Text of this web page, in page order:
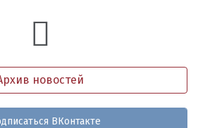
новостей
ВКонтакте